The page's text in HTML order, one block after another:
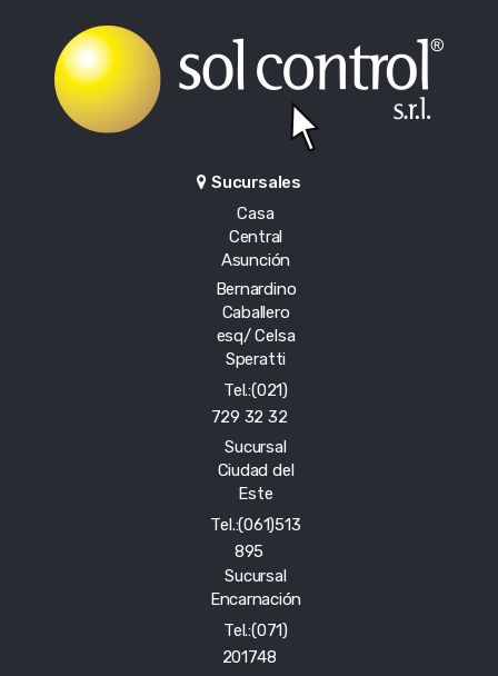
Sucursales
Casa
Central
Asunción
Bernardino
Caballero
esq/ Celsa
Speratti
Tel.:(021)
729 32 32
Sucursal
Ciudad del
Este
Tel.:(061)513
895
Sucursal
Encarnación
Tel.:(071)
201748